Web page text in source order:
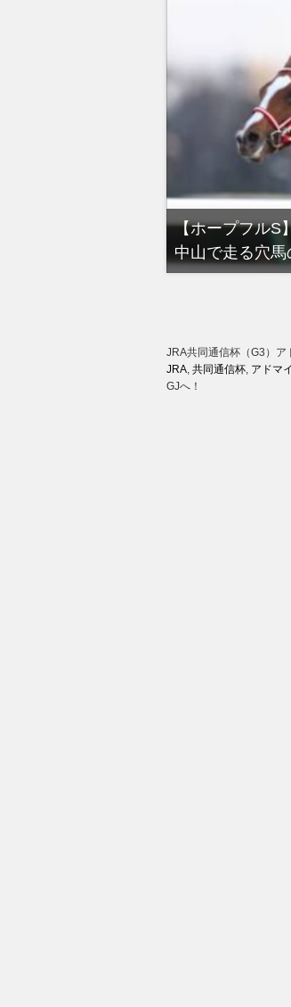
【ホープフルS
中山で走る穴馬
JRA共同通信杯（G3）ア
JRA, 共同通信杯, アドマ
GJへ！